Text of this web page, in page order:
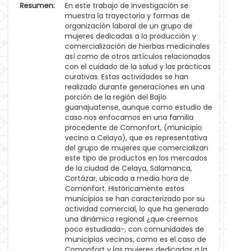
Resumen:
En este trabajo de investigación se
muestra la trayectoria y formas de
organización laboral de un grupo de
mujeres dedicadas a la producción y
comercialización de hierbas medicinales
así como de otros artículos relacionados
con el cuidado de la salud y las prácticas
curativas. Estas actividades se han
realizado durante generaciones en una
porción de la región del Bajío
guanajuatense, aunque como estudio de
caso nos enfocamos en una familia
procedente de Comonfort, (municipio
vecino a Celaya), que es representativa
del grupo de mujeres que comercializan
este tipo de productos en los mercados
de la ciudad de Celaya, Salamanca,
Cortázar, ubicada a media hora de
Comonfort. Históricamente estos
municipios se han caracterizado por su
actividad comercial, lo que ha generado
una dinámica regional ¿que creemos
poco estudiada-, con comunidades de
municipios vecinos, como es el caso de